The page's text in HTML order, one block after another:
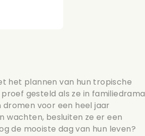
het plannen van hun tropische
gesteld als ze in familiedrama
voor een heel jaar
wachten, besluiten ze er een
de mooiste dag van hun leven?